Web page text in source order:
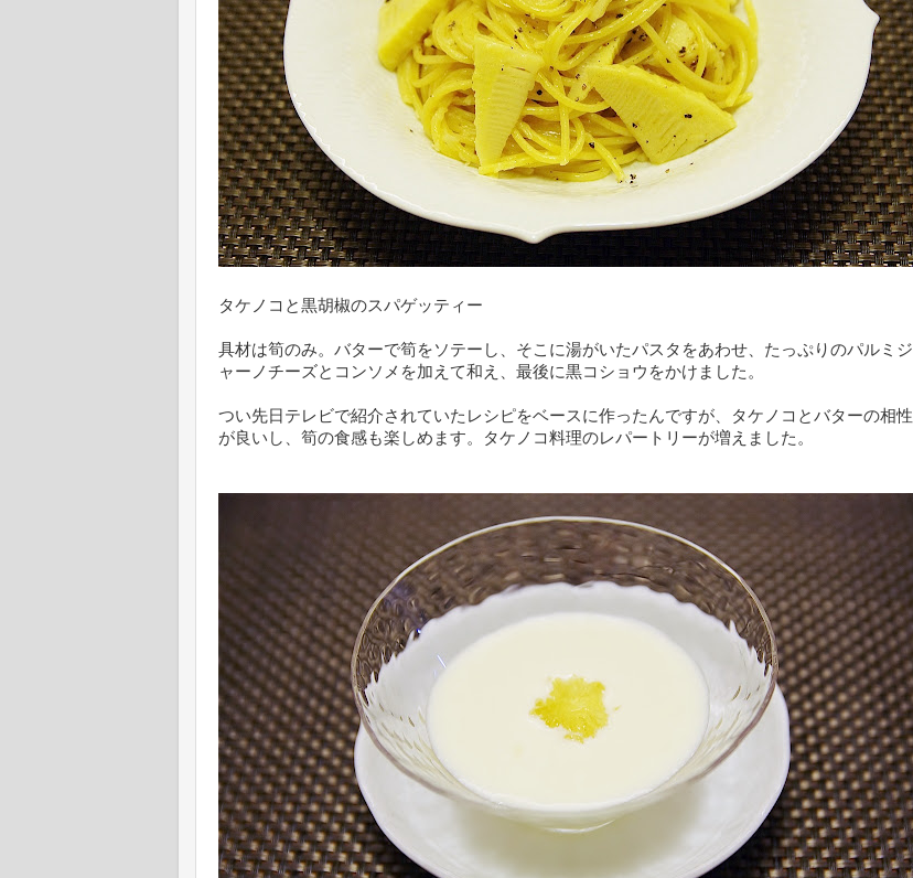
タケノコと黒胡椒のスパゲッティー
具材は筍のみ。バターで筍をソテーし、そこに湯がいたパスタをあわせ、たっぷりのパルミジ
ャーノチーズとコンソメを加えて和え、最後に黒コショウをかけました。
つい先日テレビで紹介されていたレシピをベースに作ったんですが、タケノコとバターの相性
が良いし、筍の食感も楽しめます。タケノコ料理のレパートリーが増えました。